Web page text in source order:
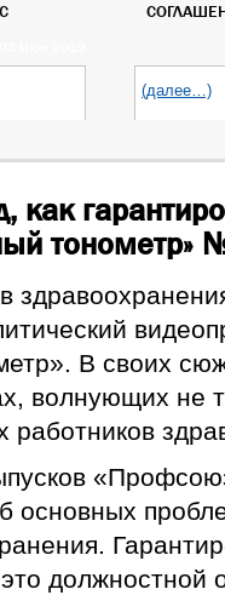
(далее…)
как
тонометр»
В своих
волнующих не
основных
должностной